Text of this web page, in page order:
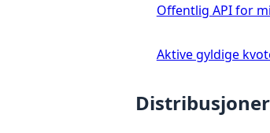
Offentlig API for
Aktive gyldige
Distribusjoner